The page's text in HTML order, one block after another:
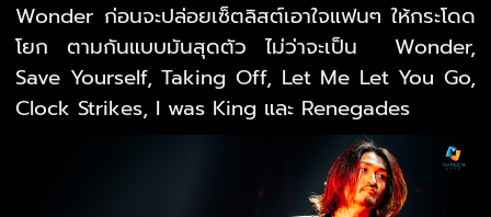
Wonder ก่อนจะปล่อยเซ็ตลิสต์เอาใจแฟนๆ ให้กระโดด
โยก ตามกันแบบมันสุดตัว ไม่ว่าจะเป็น Wonder,
Save Yourself, Taking Off, Let Me Let You Go,
Clock Strikes, I was King และ Renegades